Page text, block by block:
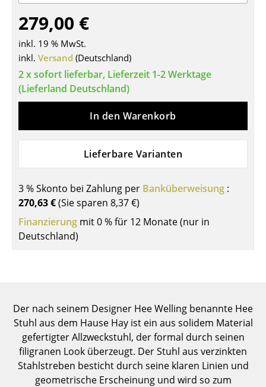
Einzelteile
... alle Sitzmöbel
Tische
Esstische
Couchtische
Schreibtische
Konferenztische
Stehtische & Stehpulte
Einzelteile
... alle Tische
Aufbewahren
279,00 €
inkl. 19 % MwSt.
inkl. Versand (Deutschland)
2 x sofort lieferbar, Lieferzeit 1-2 Werktage
(Lieferland Deutschland)
In den Warenkorb
Lieferbare Varianten
3 % Skonto bei Zahlung per Banküberweisung :
270,63 €(Sie sparen 8,37 €)
Finanzierung mit 0 % für 12 Monate (nur in
Deutschland)
Der nach seinem Designer Hee Welling benannte Hee
Stuhl aus dem Hause Hay ist ein aus solidem Material
gefertigter Allzweckstuhl, der formal durch seinen
filigranen Look überzeugt. Der Stuhl aus verzinkten
Stahlstreben besticht durch seine klaren Linien und
geometrische Erscheinung und wird so zum